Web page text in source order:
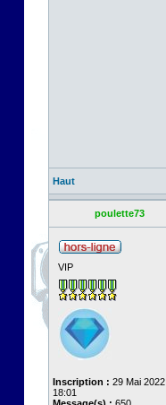
Haut
poulette73
VIP
Inscription : 29 Mai 2022,
18:01